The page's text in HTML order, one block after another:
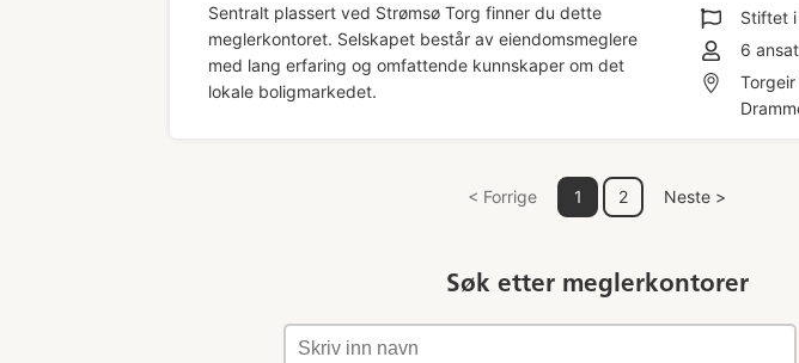
Sentralt plassert ved Strømsø Torg finner du dette
meglerkontoret. Selskapet består av eiendomsmeglere
med lang erfaring og omfattende kunnskaper om det
lokale boligmarkedet.
Stiftet i
6
< Forrige 1 2 Neste >
Søk etter meglerkontorer